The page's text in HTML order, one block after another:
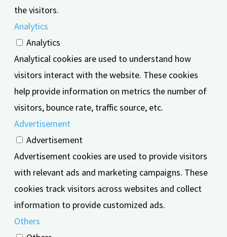
the visitors.
Analytics
Analytics
Analytical cookies are used to understand how
visitors interact with the website. These cookies
help provide information on metrics the number of
visitors, bounce rate, traffic source, etc.
Advertisement
Advertisement
Advertisement cookies are used to provide visitors
with relevant ads and marketing campaigns. These
cookies track visitors across websites and collect
information to provide customized ads.
Others